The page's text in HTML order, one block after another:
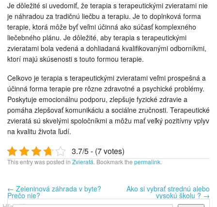
Je dôležité si uvedomiť, že terapia s terapeutickými zvieratami nie
je náhradou za tradičnú liečbu a terapiu. Je to doplnková forma
terapie, ktorá môže byť veľmi účinná ako súčasť komplexného
liečebného plánu. Je dôležité, aby terapia s terapeutickými
zvieratami bola vedená a dohliadaná kvalifikovanými odborníkmi,
ktorí majú skúsenosti s touto formou terapie.
Celkovo je terapia s terapeutickými zvieratami veľmi prospešná a
účinná forma terapie pre rôzne zdravotné a psychické problémy.
Poskytuje emocionálnu podporu, zlepšuje fyzické zdravie a
pomáha zlepšovať komunikáciu a sociálne zručnosti. Terapeutické
zvieratá sú skvelými spoločníkmi a môžu mať veľký pozitívny vplyv
na kvalitu života ľudí.
3.7/5 - (7 votes)
This entry was posted inZvieratá. Bookmark thepermalink.
← Zeleninová záhrada v byte?
Prečo nie?
Ako si vybrať strednú alebo
vysokú školu ? →